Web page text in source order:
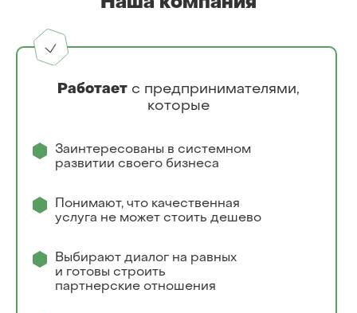
Работает с предпринимателями,
которые
Заинтересованы в системном
развитии своего бизнеса
Понимают, что качественная
услуга не может стоить дешево
Выбирают диалог на равных
и готовы строить
партнерские отношения